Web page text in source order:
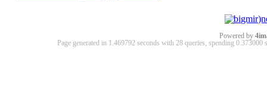
Powered by
Page generated in 1.469792 seconds with 28 queries, spending